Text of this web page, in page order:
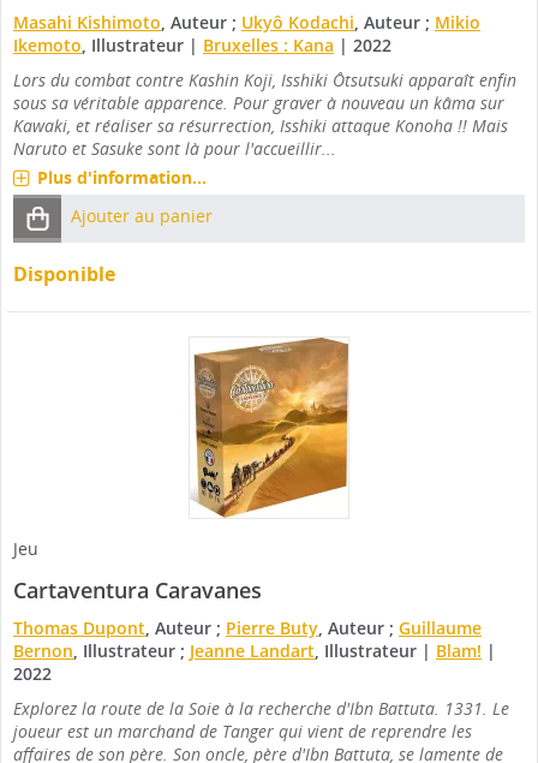
Masahi Kishimoto, Auteur ; Ukyô Kodachi, Auteur ; Mikio
Ikemoto, Illustrateur | Bruxelles : Kana | 2022
Lors du combat contre Kashin Koji, Isshiki Ôtsutsuki apparaît enfin
sous sa véritable apparence. Pour graver à nouveau un kâma sur
Kawaki, et réaliser sa résurrection, Isshiki attaque Konoha !! Mais
Naruto et Sasuke sont là pour l'accueillir...
Plus d'information...
Ajouter au panier
Disponible
Jeu
Cartaventura Caravanes
Thomas Dupont, Auteur ; Pierre Buty, Auteur ; Guillaume
Bernon, Illustrateur ; Jeanne Landart, Illustrateur | Blam! |
2022
Explorez la route de la Soie à la recherche d'Ibn Battuta. 1331. Le
joueur est un marchand de Tanger qui vient de reprendre les
affaires de son père. Son oncle, père d'Ibn Battuta, se lamente de